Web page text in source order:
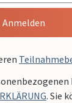
Anmelden
. Sie